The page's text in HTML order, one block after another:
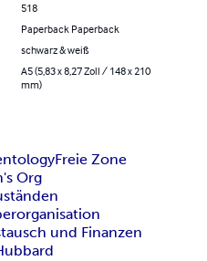
518
Paperback Paperback
schwarz & weiß
A5 (5,83 x 8,27 Zoll / 148 x 210
mm)
Freie Zone
Org
und Finanzen